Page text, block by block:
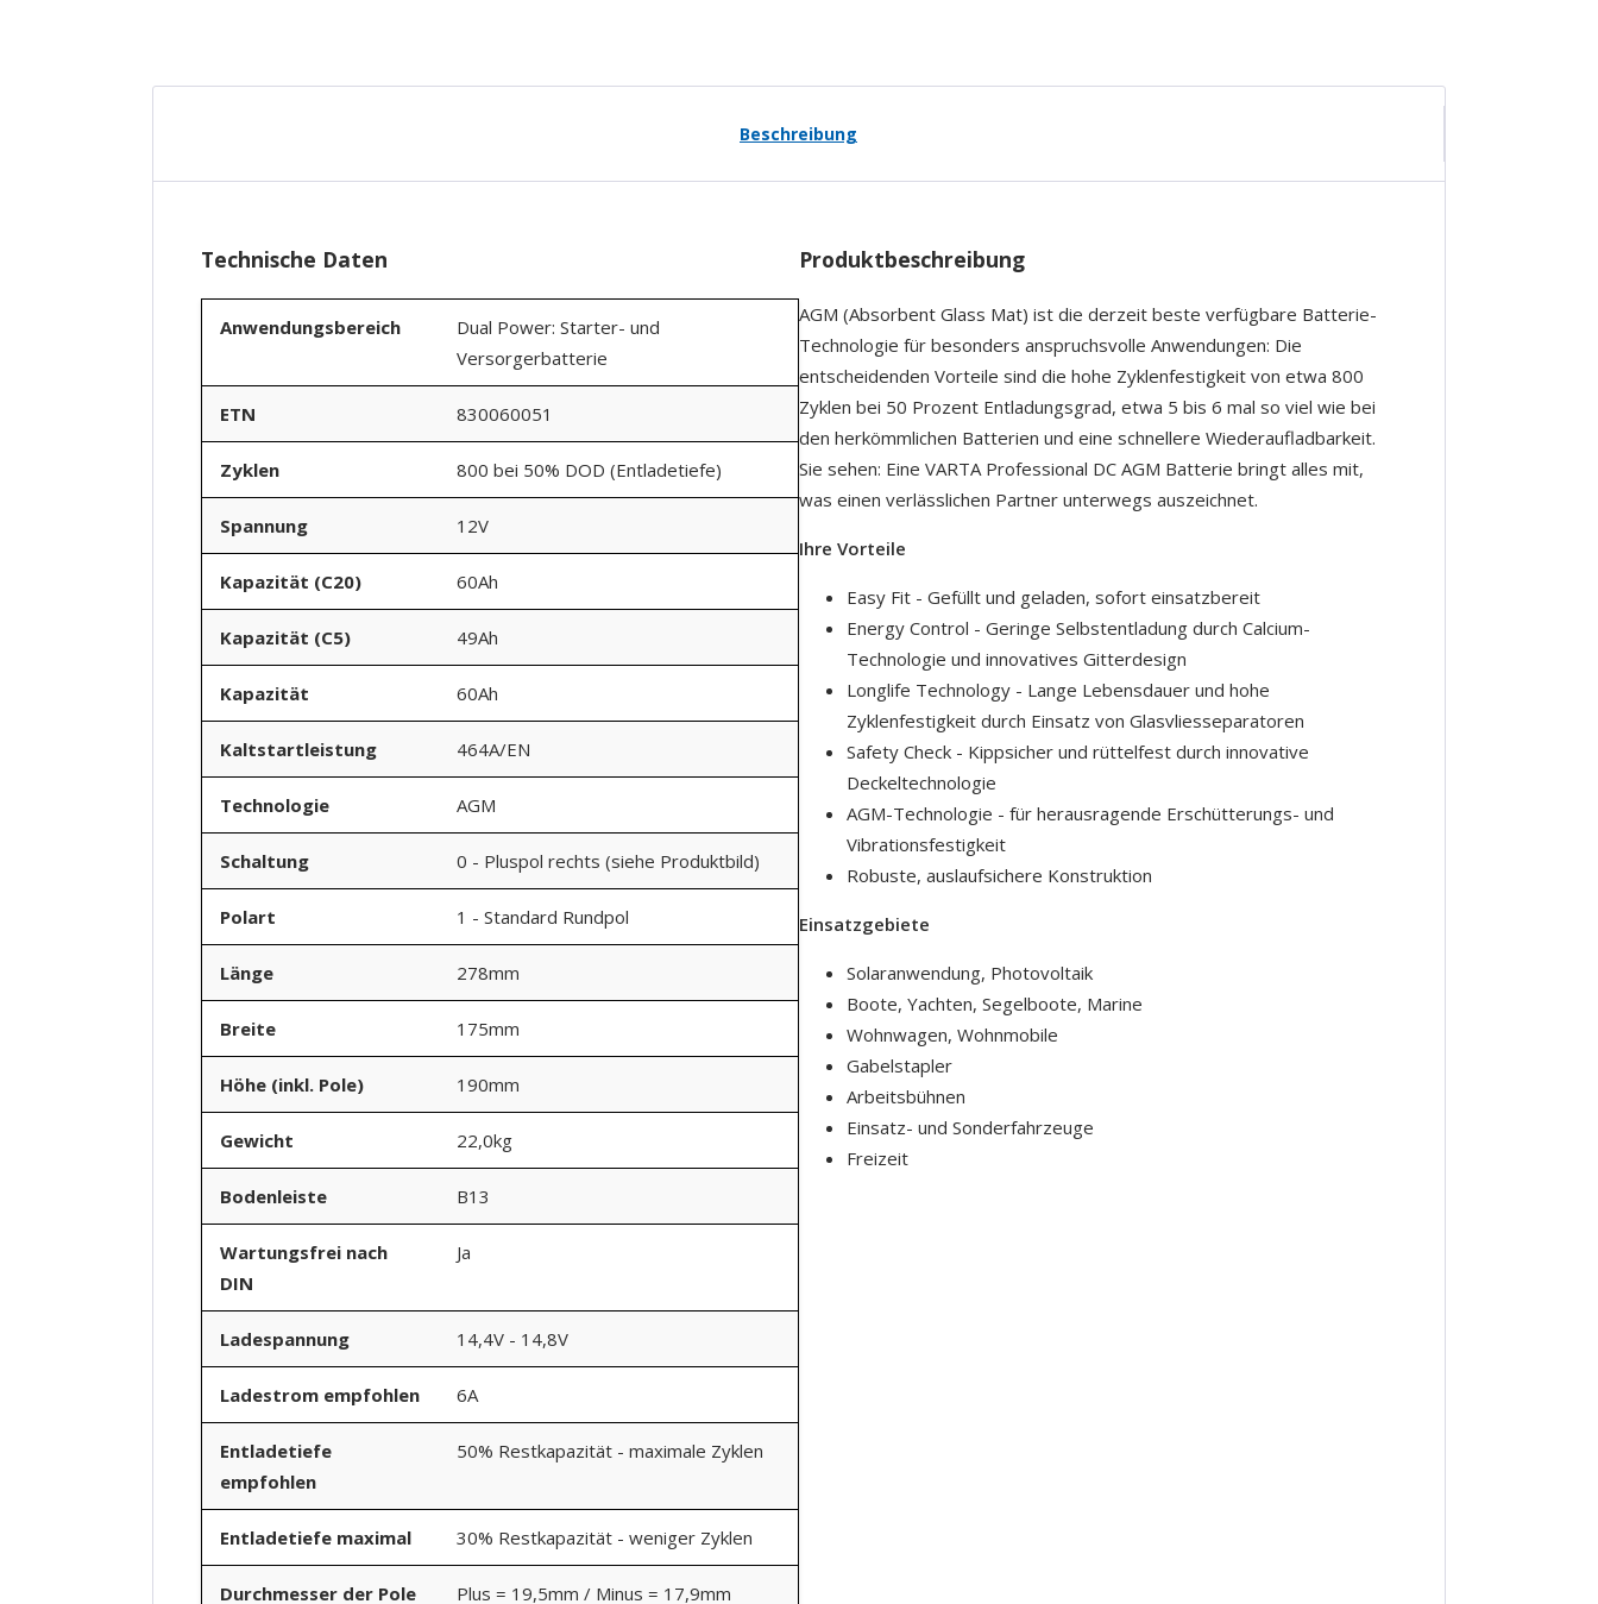
Beschreibung
Technische Daten
Anwendungsbereich
Dual Power: Starter- und
Versorgerbatterie
ETN 830060051
Zyklen 800 bei 50% DOD (Entladetiefe)
Spannung 12V
Kapazität (C20) 60Ah
Kapazität (C5) 49Ah
Kapazität 60Ah
Kaltstartleistung 464A/EN
Technologie AGM
Schaltung 0 - Pluspol rechts (siehe Produktbild)
Polart 1 - Standard Rundpol
Länge 278mm
Breite 175mm
Höhe (inkl. Pole) 190mm
Gewicht 22,0kg
Bodenleiste B13
Wartungsfrei nach
DIN
Ja
Ladespannung 14,4V - 14,8V
Ladestrom empfohlen 6A
Entladetiefe
empfohlen
50% Restkapazität - maximale Zyklen
Entladetiefe maximal 30% Restkapazität - weniger Zyklen
Durchmesser der Pole Plus = 19,5mm / Minus = 17,9mm
Produktbeschreibung
AGM (Absorbent Glass Mat) ist die derzeit beste verfügbare Batterie-
Technologie für besonders anspruchsvolle Anwendungen: Die
entscheidenden Vorteile sind die hohe Zyklenfestigkeit von etwa 800
Zyklen bei 50 Prozent Entladungsgrad, etwa 5 bis 6 mal so viel wie bei
den herkömmlichen Batterien und eine schnellere Wiederaufladbarkeit.
Sie sehen: Eine VARTA Professional DC AGM Batterie bringt alles mit,
was einen verlässlichen Partner unterwegs auszeichnet.
Ihre Vorteile
Easy Fit - Gefüllt und geladen, sofort einsatzbereit
Energy Control - Geringe Selbstentladung durch Calcium-
Technologie und innovatives Gitterdesign
Longlife Technology - Lange Lebensdauer und hohe
Zyklenfestigkeit durch Einsatz von Glasvliesseparatoren
Safety Check - Kippsicher und rüttelfest durch innovative
Deckeltechnologie
AGM-Technologie - für herausragende Erschütterungs- und
Vibrationsfestigkeit
Robuste, auslaufsichere Konstruktion
Einsatzgebiete
Solaranwendung, Photovoltaik
Boote, Yachten, Segelboote, Marine
Wohnwagen, Wohnmobile
Gabelstapler
Arbeitsbühnen
Einsatz- und Sonderfahrzeuge
Freizeit